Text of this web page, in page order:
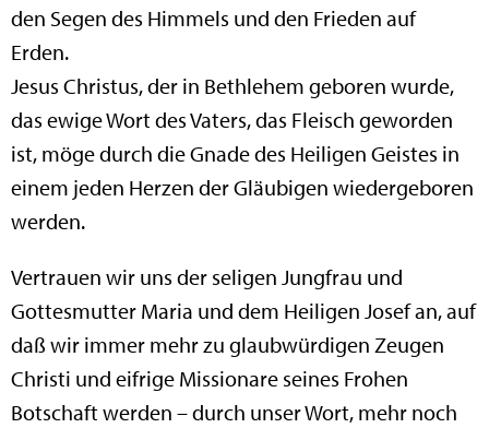
den Segen des Himmels und den Frieden auf
Erden.
Jesus Christus, der in Bethlehem geboren wurde,
das ewige Wort des Vaters, das Fleisch geworden
ist, möge durch die Gnade des Heiligen Geistes in
einem jeden Herzen der Gläubigen wiedergeboren
werden.
Vertrauen wir uns der seligen Jungfrau und
Gottesmutter Maria und dem Heiligen Josef an, auf
daß wir immer mehr zu glaubwürdigen Zeugen
Christi und eifrige Missionare seines Frohen
Botschaft werden – durch unser Wort, mehr noch